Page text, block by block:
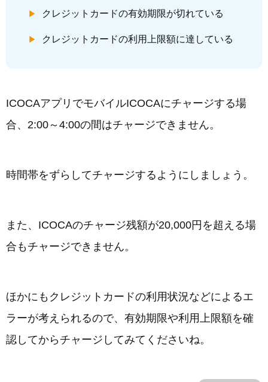
クレジットカードの有効期限が切れている
クレジットカードの利用上限額に達している
ICOCAアプリでモバイルICOCAにチャージする場
合、2:00～4:00の間はチャージできません。
時間帯をずらしてチャージするようにしましょう。
また、ICOCAのチャージ残額が20,000円を超える場
合もチャージできません。
ほかにもクレジットカードの利用状況などによるエ
ラーが考えられるので、有効期限や利用上限額を確
認してからチャージしてみてくださいね。